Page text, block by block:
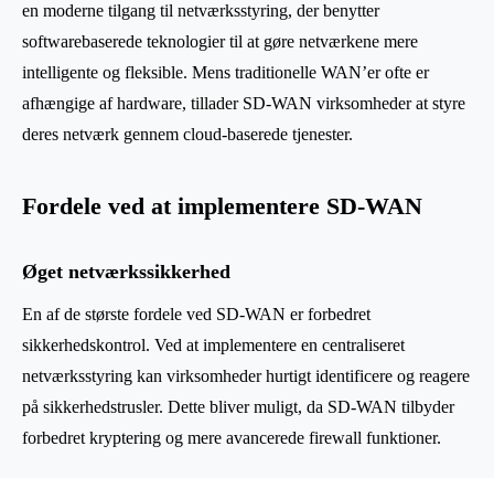
en moderne tilgang til netværksstyring, der benytter
softwarebaserede teknologier til at gøre netværkene mere
intelligente og fleksible. Mens traditionelle WAN’er ofte er
afhængige af hardware, tillader SD-WAN virksomheder at styre
deres netværk gennem cloud-baserede tjenester.
Fordele ved at implementere SD-WAN
Øget netværkssikkerhed
En af de største fordele ved SD-WAN er forbedret
sikkerhedskontrol. Ved at implementere en centraliseret
netværksstyring kan virksomheder hurtigt identificere og reagere
på sikkerhedstrusler. Dette bliver muligt, da SD-WAN tilbyder
forbedret kryptering og mere avancerede firewall funktioner.